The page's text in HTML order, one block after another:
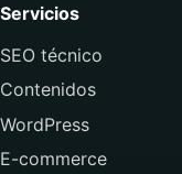
Servicios
SEO técnico
Contenidos
WordPress
E-commerce